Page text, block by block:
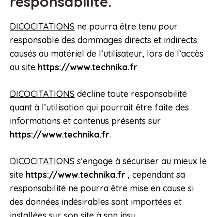
DICOCITATIONS ne pourra être tenu pour
responsable des dommages directs et indirects
causés au matériel de l’utilisateur, lors de l’accès
au site https://www.technika.fr
DICOCITATIONS décline toute responsabilité
quant à l’utilisation qui pourrait être faite des
informations et contenus présents sur
https://www.technika.fr.
DICOCITATIONS s’engage à sécuriser au mieux le
site https://www.technika.fr , cependant sa
responsabilité ne pourra être mise en cause si
des données indésirables sont importées et